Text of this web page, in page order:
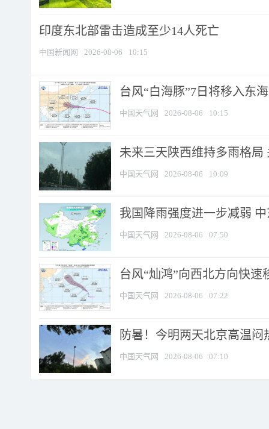
印度东北部雷击造成至少14人死亡
中国新闻网 2026-08-06 10:15
台风“白海豚”7日将移入东
中国天气网 2026-08-06 10:15
未来三天陕西维持多雨格局
中国天气网 2026-08-06 10:09
我国降雨强度进一步减弱
中国天气网 2026-08-06 07:50
台风“灿鸿”向西北方向快
中国天气网 2026-08-06 07:22
防暑！今明两天北京高温
中国天气网 2026-08-06 07:10